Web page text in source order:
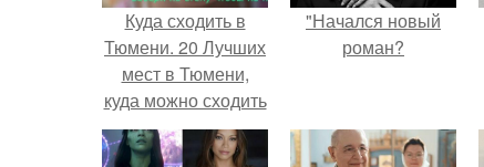
Куда сходить в
Тюмени. 20 Лучших
мест в Тюмени,
куда можно сходить
с маленьким
ребенком
"Начался новый
роман?